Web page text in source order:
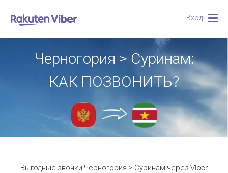
Вход
Черногория > Суринам:
КАК ПОЗВОНИТЬ?
Выгодные звонки Черногория > Суринам через Viber